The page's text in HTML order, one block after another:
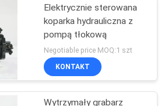
Elektrycznie sterowana
koparka hydrauliczna z
pompą tłokową
Negotiable price MOQ:1 szt
KONTAKT
Wytrzymały grabarz